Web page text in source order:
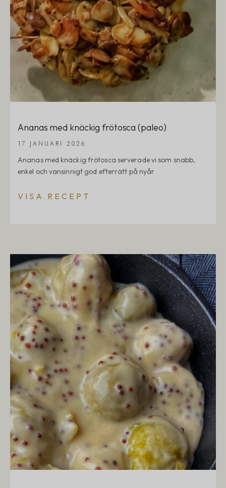
Ananas med knäckig frötosca (paleo)
17 JANUARI 2026
Ananas med knäckig frötosca serverade vi som snabb,
enkel och vansinnigt god efterrätt på nyår
VISA RECEPT